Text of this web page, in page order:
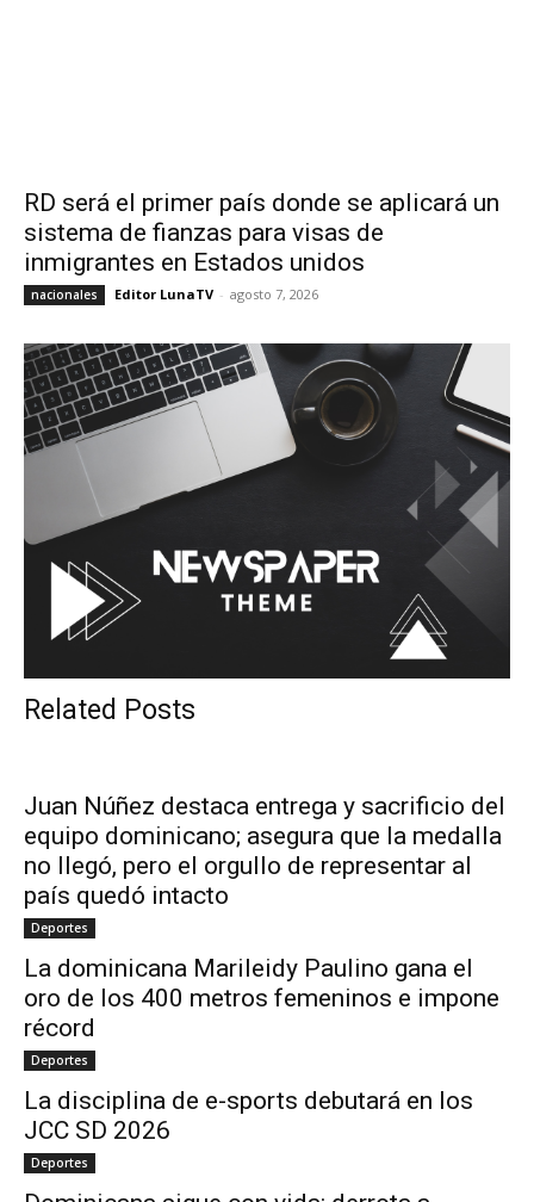
RD será el primer país donde se aplicará un
sistema de fianzas para visas de
inmigrantes en Estados unidos
nacionales Editor LunaTV - agosto 7, 2026
Related Posts
Juan Núñez destaca entrega y sacrificio del
equipo dominicano; asegura que la medalla
no llegó, pero el orgullo de representar al
país quedó intacto
Deportes
La dominicana Marileidy Paulino gana el
oro de los 400 metros femeninos e impone
récord
Deportes
La disciplina de e-sports debutará en los
JCC SD 2026
Deportes